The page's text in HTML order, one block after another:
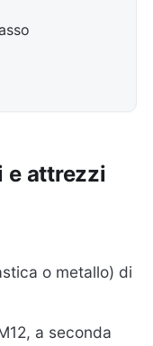
e attrezzi
o metallo) di
a seconda